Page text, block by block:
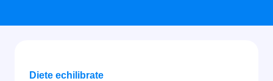
Diete echilibrate